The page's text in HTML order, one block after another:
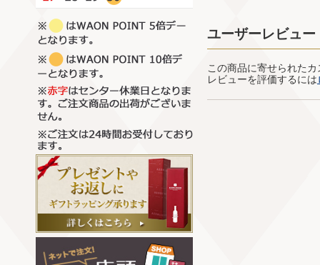
ユーザーレビュー
この商品に寄せられた
レビューを評価するには